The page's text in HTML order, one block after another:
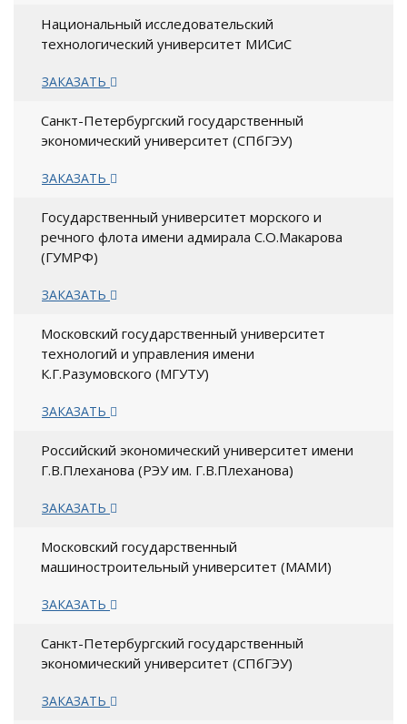
Национальный исследовательский
технологический университет МИСиС
ЗАКАЗАТЬ
Санкт-Петербургский государственный
экономический университет (СПбГЭУ)
ЗАКАЗАТЬ
Государственный университет морского и
речного флота имени адмирала С.О.Макарова
(ГУМРФ)
ЗАКАЗАТЬ
Московский государственный университет
технологий и управления имени
К.Г.Разумовского (МГУТУ)
ЗАКАЗАТЬ
Российский экономический университет имени
Г.В.Плеханова (РЭУ им. Г.В.Плеханова)
ЗАКАЗАТЬ
Московский государственный
машиностроительный университет (МАМИ)
ЗАКАЗАТЬ
Санкт-Петербургский государственный
экономический университет (СПбГЭУ)
ЗАКАЗАТЬ